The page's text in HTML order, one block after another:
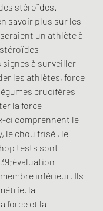
stéroïdes.
savoir plus sur les
un athlète à
à surveiller
les athlètes, force
crucifères
la force
ci comprennent le
le chou frisé , le
tests sont
inférieur. Ils
la
force et la